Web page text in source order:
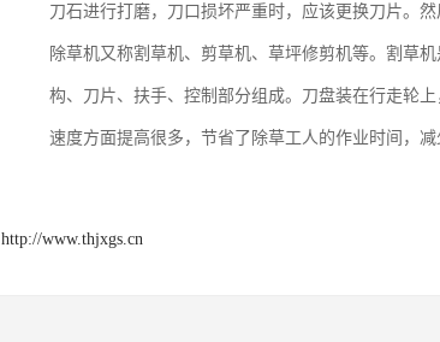
刀石进行打磨，刀口损坏严重时，应该更换刀片。
除草机又称割草机、剪草机、草坪修剪机等。割草
构、刀片、扶手、控制部分组成。刀盘装在行走轮
速度方面提高很多，节省了除草工人的作业时间，减
http://www.thjxgs.cn